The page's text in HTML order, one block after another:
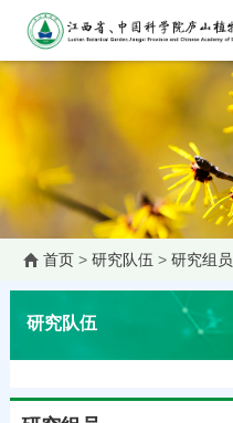
首页> 研究队伍 > 研究组员
研究队伍